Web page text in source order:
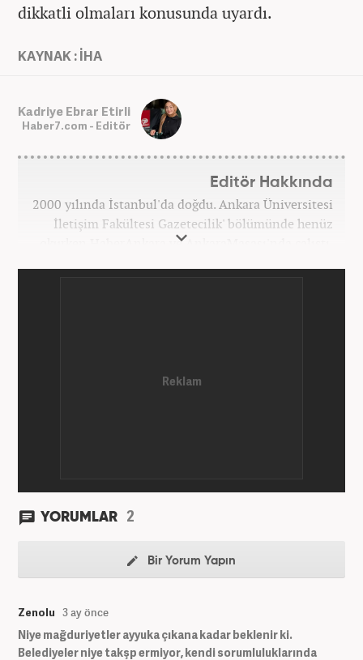
dikkatli olmaları konusunda uyardı.
KAYNAK : İHA
Kadriye Ebrar Etirli
Haber7.com - Editör
Editör Hakkında
2000 yılında İstanbul'da doğdu. Ankara Üniversitesi
İletişim Fakültesi Gazetecilik' bölümünde henüz
okurken HaberAnkara ve AnkaraMasası'nda çalıştı.
YORUMLAR 2
Bir Yorum Yapın
Zenolu 3 ay önce
Niye mağduriyetler ayyuka çıkana kadar beklenir ki.
Belediyeler niye takşp ermiyor, kendi sorumluluklarında